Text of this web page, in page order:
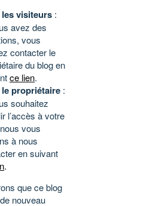
visiteurs :
avez des
vous
contacter le
du blog en
ce lien.
propriétaire :
souhaitez
l’accès à votre
vous
à nous
en suivant
.
que ce blog
nouveau